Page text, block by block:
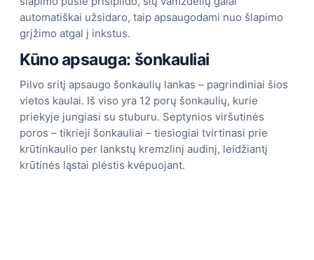
automatiškai užsidaro, taip apsaugodami nuo šlapimo
grįžimo atgal į inkstus.
Kūno apsauga: šonkauliai
Pilvo sritį apsaugo šonkaulių lankas – pagrindiniai šios
vietos kaulai. Iš viso yra 12 porų šonkaulių, kurie
priekyje jungiasi su stuburu. Septynios viršutinės
poros – tikrieji šonkauliai – tiesiogiai tvirtinasi prie
krūtinkaulio per lankstų kremzlinį audinį, leidžiantį
krūtinės ląstai plėstis kvėpuojant.